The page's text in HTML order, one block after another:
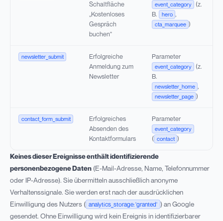
Schaltfläche
„Kostenloses
Gespräch
buchen"
event_category
(z.
B.
hero ,
cta_marquee )
newsletter_submit
Erfolgreiche
Anmeldung zum
Newsletter
Parameter
event_category
(z.
B.
newsletter_home ,
newsletter_page )
contact_form_submit
Erfolgreiches
Absenden des
Kontaktformulars
Parameter
event_category
( contact )
Keines dieser Ereignisse enthält identifizierende
personenbezogene Daten (E-Mail-Adresse, Name, Telefonnummer
oder IP-Adresse). Sie übermitteln ausschließlich anonyme
Verhaltenssignale. Sie werden erst nach der ausdrücklichen
Einwilligung des Nutzers ( analytics_storage: 'granted' ) an Google
gesendet. Ohne Einwilligung wird kein Ereignis in identifizierbarer